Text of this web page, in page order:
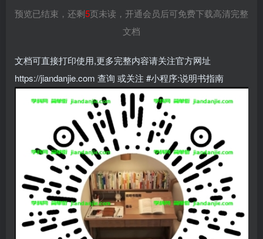
预览已结束，还剩5页未读，开通会员后可免费下载高清完整
文档
文档可直接打印使用,更多完整内容请关注官方网址
https://jiandanjie.com 查询 或关注 #小程序:说明书指南